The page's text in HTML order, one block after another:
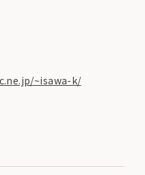
~isawa-k/